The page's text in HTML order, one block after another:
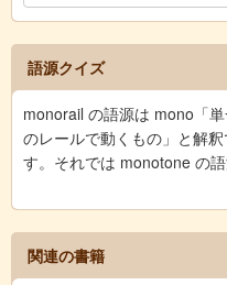
語源クイズ
monorail の語源は mono「
のレールで動くもの」と解
す。それでは monotone の
関連の書籍